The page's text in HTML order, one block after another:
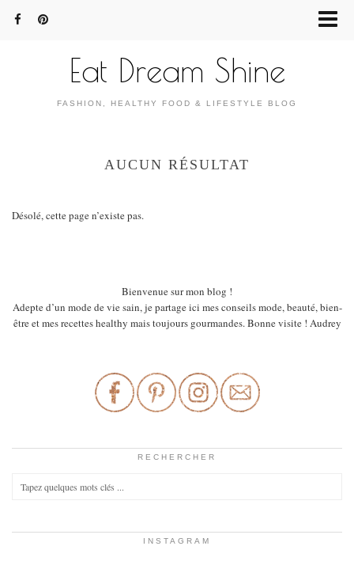
Eat Dream Shine
FASHION, HEALTHY FOOD & LIFESTYLE BLOG
AUCUN RÉSULTAT
Désolé, cette page n’existe pas.
Bienvenue sur mon blog !
Adepte d’un mode de vie sain, je partage ici mes conseils mode, beauté, bien-
être et mes recettes healthy mais toujours gourmandes. Bonne visite ! Audrey
RECHERCHER
INSTAGRAM